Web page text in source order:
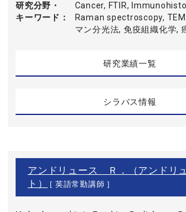
研究分野・
キーワード
Cancer, FTIR,
Raman spectroscopy,
マン分光法, 免疫組織化学,
研究業績一覧
シラバス情報
アンドリュース Ｒ．（アンドリ
ト）
[ 英語常勤講師 ]